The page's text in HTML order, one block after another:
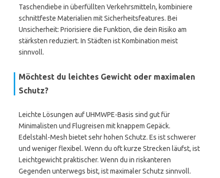
Taschendiebe in überfüllten Verkehrsmitteln, kombiniere
schnittfeste Materialien mit Sicherheitsfeatures. Bei
Unsicherheit: Priorisiere die Funktion, die dein Risiko am
stärksten reduziert. In Städten ist Kombination meist
sinnvoll.
Möchtest du leichtes Gewicht oder maximalen
Schutz?
Leichte Lösungen auf UHMWPE-Basis sind gut für
Minimalisten und Flugreisen mit knappem Gepäck.
Edelstahl-Mesh bietet sehr hohen Schutz. Es ist schwerer
und weniger flexibel. Wenn du oft kurze Strecken läufst, ist
Leichtgewicht praktischer. Wenn du in riskanteren
Gegenden unterwegs bist, ist maximaler Schutz sinnvoll.